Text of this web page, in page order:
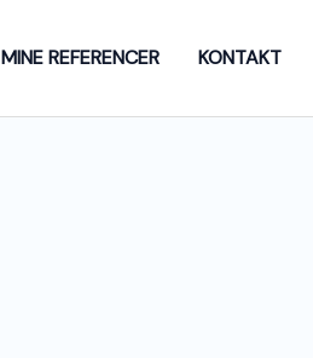
MINE REFERENCER KONTAKT